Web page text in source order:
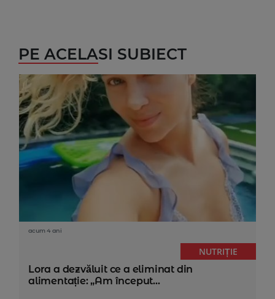
PE ACELASI SUBIECT
acum 4 ani
NUTRIȚIE
Lora a dezvăluit ce a eliminat din
alimentație: „Am început...